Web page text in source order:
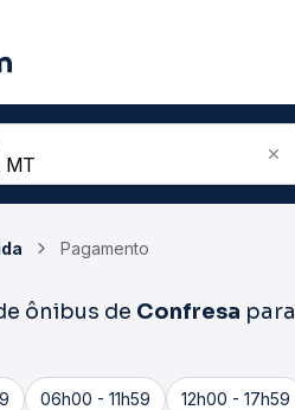
Pagamento
ônibus de Confresa para
06h00 - 11h59 12h00 - 17h59